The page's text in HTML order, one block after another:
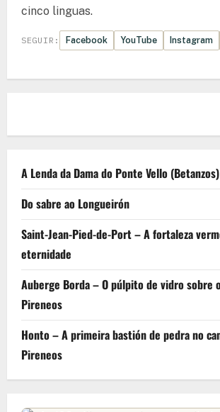
cinco linguas.
SEGUIR: Facebook YouTube Instagram
A Lenda da Dama do Ponte Vello (Betanzos)
Do sabre ao Longueirón
Saint-Jean-Pied-de-Port – A fortaleza
eternidade
Auberge Borda – O púlpito de vidro sobre
Pireneos
Honto – A primeira bastión de pedra no
Pireneos